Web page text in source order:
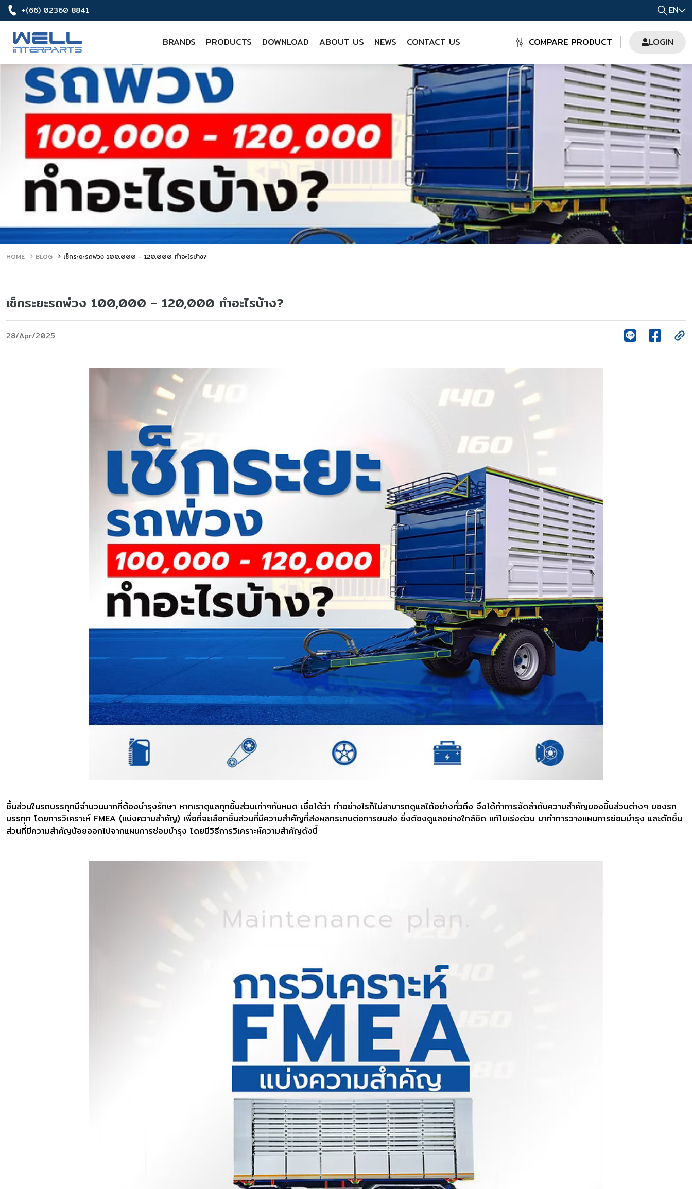
+(66) 02360 8841 EN
BRANDS PRODUCTS DOWNLOAD ABOUT US NEWS CONTACT US COMPARE PRODUCT LOGIN
HOME BLOG เช็กระยะรถพ่วง 100,000 - 120,000 ทำอะไรบ้าง?
เช็กระยะรถพ่วง 100,000 - 120,000 ทำอะไรบ้าง?
28/Apr/2025
ชิ้นส่วนในรถบรรทุกมีจำนวนมากที่ต้องบำรุงรักษา หากเราดูแลทุกชิ้นส่วนเท่าๆกันหมด เชื่อได้ว่า ทำอย่างไรก็ไม่สามารถดูแลได้อย่างทั่วถึง จึงได้ทำการจัดลำดับความสำคัญของชิ้นส่วนต่างๆ ของรถ
บรรทุก โดยการวิเคราะห์ FMEA (แบ่งความสำคัญ) เพื่อที่จะเลือกชิ้นส่วนที่มีความสำคัญที่ส่งผลกระทบต่อการขนส่ง ซึ่งต้องดูแลอย่างใกล้ชิด แก้ไขเร่งด่วน มาทำการวางแผนการซ่อมบำรุง และตัดชิ้น
ส่วนที่มีความสำคัญน้อยออกไปจากแผนการซ่อมบำรุง โดยมีวิธีการวิเคราะห์ความสำคัญดังนี้